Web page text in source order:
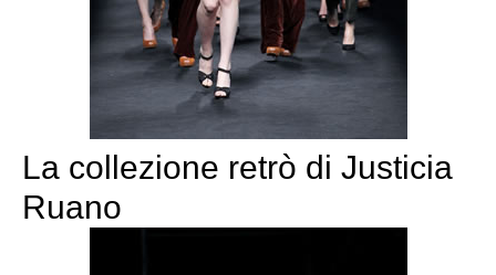
La collezione retrò di Justicia
Ruano